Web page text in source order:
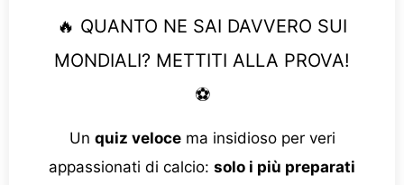
🔥 QUANTO NE SAI DAVVERO SUI
MONDIALI? METTITI ALLA PROVA!
⚽
Un quiz velocema insidioso per veri
appassionati di calcio: solo i più preparati